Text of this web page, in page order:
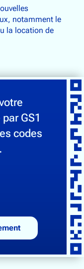
notamment le
la location de
GS1
codes